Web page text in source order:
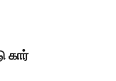
கார்